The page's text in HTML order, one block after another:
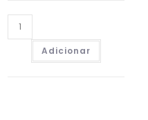
Adicionar